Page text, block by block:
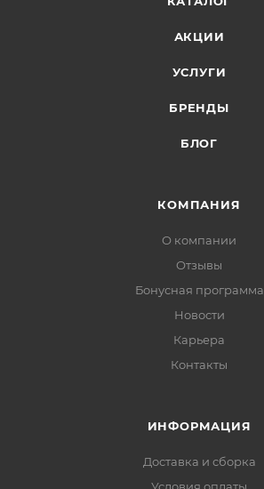
АКЦИИ
УСЛУГИ
БРЕНДЫ
БЛОГ
КОМПАНИЯ
О компании
Отзывы
Бонусная программа
Новости
Карьера
Контакты
ИНФОРМАЦИЯ
Доставка и сборка